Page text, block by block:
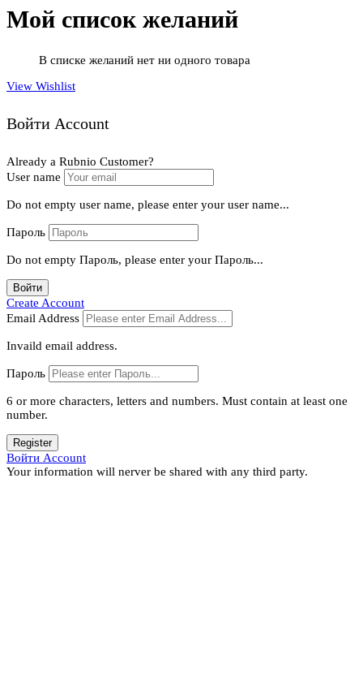
Мой список желаний
В списке желаний нет ни одного товара
View Wishlist
Войти Account
Already a Rubnio Customer?
User name
Do not empty user name, please enter your user name...
Пароль
Do not empty Пароль, please enter your Пароль...
Войти
Create Account
Email Address
Invaild email address.
Пароль
6 or more characters, letters and numbers. Must contain at least one
number.
Register
Войти Account
Your information will nerver be shared with any third party.